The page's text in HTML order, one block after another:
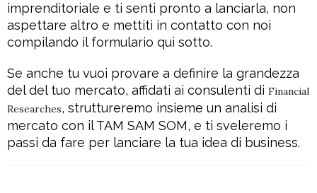
imprenditoriale e ti senti pronto a lanciarla, non
aspettare altro e mettiti in contatto con noi
compilando il formulario qui sotto.
Se anche tu vuoi provare a definire la grandezza
del del tuo mercato, affidati ai consulenti di Financial
Researches, struttureremo insieme un analisi di
mercato con il TAM SAM SOM, e ti sveleremo i
passi da fare per lanciare la tua idea di business.